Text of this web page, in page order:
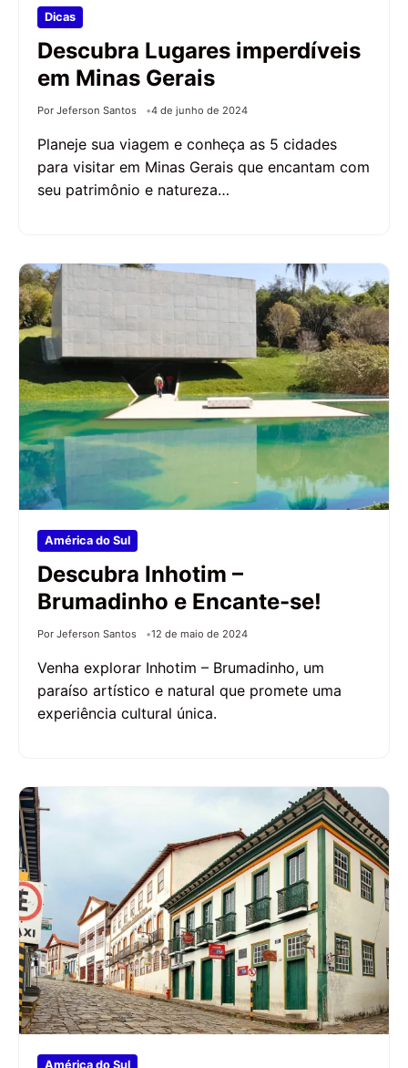
Dicas
Descubra Lugares imperdíveis
em Minas Gerais
Por Jeferson Santos 4 de junho de 2024
Planeje sua viagem e conheça as 5 cidades
para visitar em Minas Gerais que encantam com
seu patrimônio e natureza…
América do Sul
Descubra Inhotim –
Brumadinho e Encante-se!
Por Jeferson Santos 12 de maio de 2024
Venha explorar Inhotim – Brumadinho, um
paraíso artístico e natural que promete uma
experiência cultural única.
América do Sul